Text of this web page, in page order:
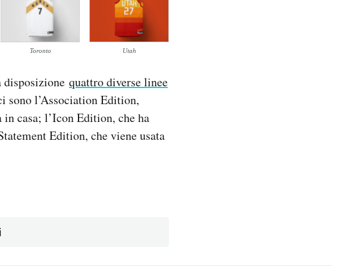
Toronto Utah
disposizione quattro diverse linee
l’Association Edition,
casa; l’Icon Edition, che ha
Edition, che viene usata